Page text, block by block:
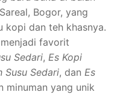
Bogor, yang
kopi dan teh khasnya.
favorit
Sedari, Es Kopi
Susu Sedari, dan Es
minuman yang unik